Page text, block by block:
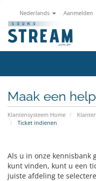
Nederlands Aanmelden
Maak een
Klantensysteem Home
Ticket indienen
Als u in onze kennisbank
kunt vinden, kunt u een
juiste afdeling te